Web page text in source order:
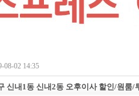
08-02 14:35
신내1동 신내2동 오후이사 할인/원룸